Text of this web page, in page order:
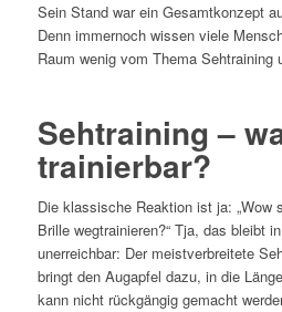
Sein Stand war ein Gesamtkonzept
Denn immernoch wissen viele
Raum wenig vom Thema Sehtraining
Sehtraining –
trainierbar?
Die klassische Reaktion ist ja: „Wow
Brille wegtrainieren?“ Tja, das bleibt
unerreichbar: Der meistverbreitete
bringt den Augapfel dazu, in die
kann nicht rückgängig gemacht